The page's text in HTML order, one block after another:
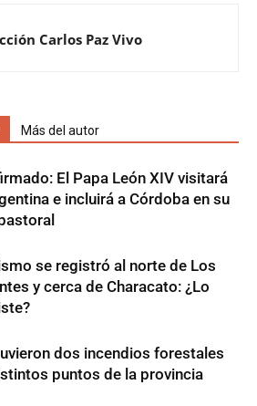
Carlos Paz Vivo
Más del autor
El Papa León XIV visitará
e incluirá a Córdoba en su
se registró al norte de Los
y cerca de Characato: ¿Lo
dos incendios forestales
puntos de la provincia